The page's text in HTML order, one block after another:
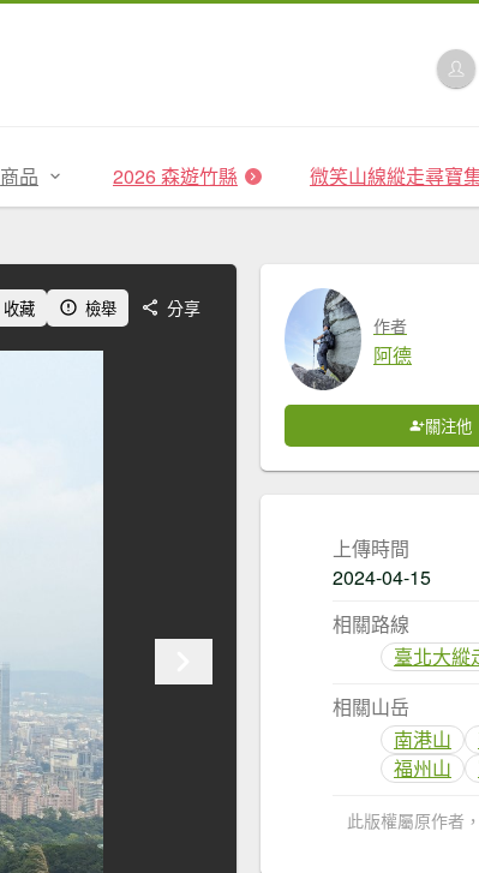
商品 2026 森遊竹縣 微笑山線縱走尋寶
收藏 檢舉 分享
作者
阿德
關注他
上傳時間
2024-04-15
相關路線
相關山岳
南港山
福州山
此版權屬原作者